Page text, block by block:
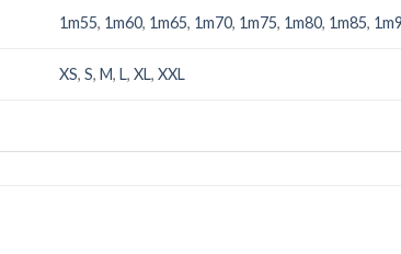
1m55, 1m60, 1m65, 1m70, 1m75, 1m80, 1m85,
XS,S,M,L,XL,XXL